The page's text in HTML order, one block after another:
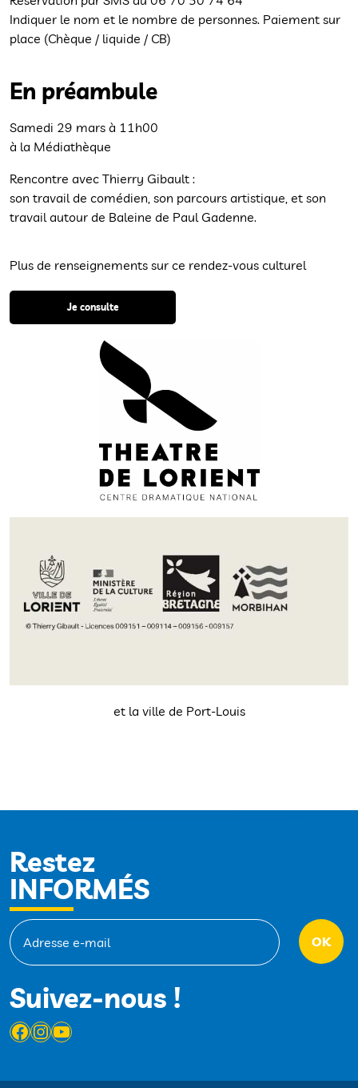
Indiquer le nom et le nombre de personnes. Paiement sur
place (Chèque / liquide / CB)
En préambule
Samedi 29 mars à 11h00
à la Médiathèque
Rencontre avec Thierry Gibault :
son travail de comédien, son parcours artistique, et son
travail autour de Baleine de Paul Gadenne.
Plus de renseignements sur ce rendez-vous culturel
Je consulte
et la ville de Port-Louis
Restez
INFORMÉS
Suivez-nous !
Facebook
Instagram
YouTube